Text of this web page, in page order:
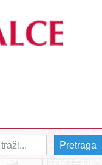
Pretraga